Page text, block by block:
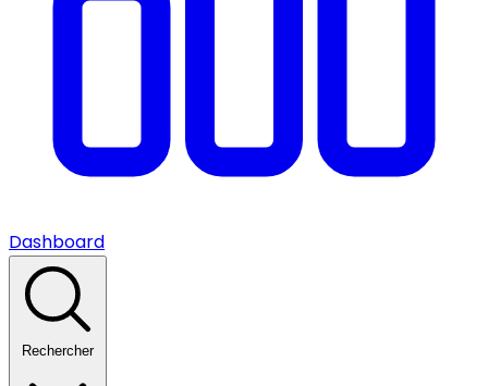
Dashboard
Rechercher